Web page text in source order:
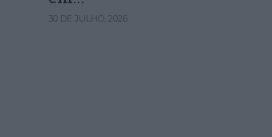
30 DE JULHO, 2026